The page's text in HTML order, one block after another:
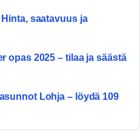
Hinta, saatavuus ja
opas 2025 – tilaa ja säästä
Lohja – löydä 109